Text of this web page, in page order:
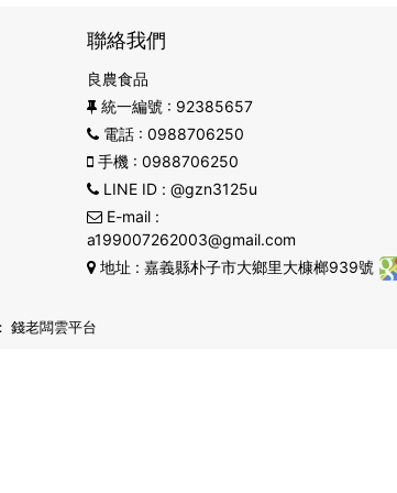
聯絡我們
良農食品
統一編號 : 92385657
電話: 0988706250
手機: 0988706250
LINE ID: @gzn3125u
E-mail:
a199007262003@gmail.com
地址 : 嘉義縣朴子市大鄉里大槺榔939號
錢老闆雲平台